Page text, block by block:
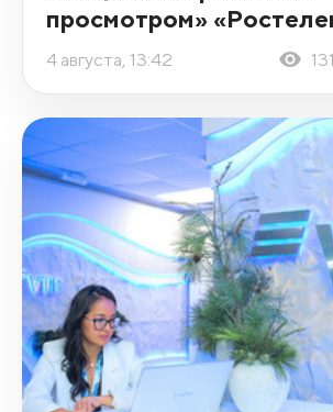
просмотром»
4 августа, 13:42 131